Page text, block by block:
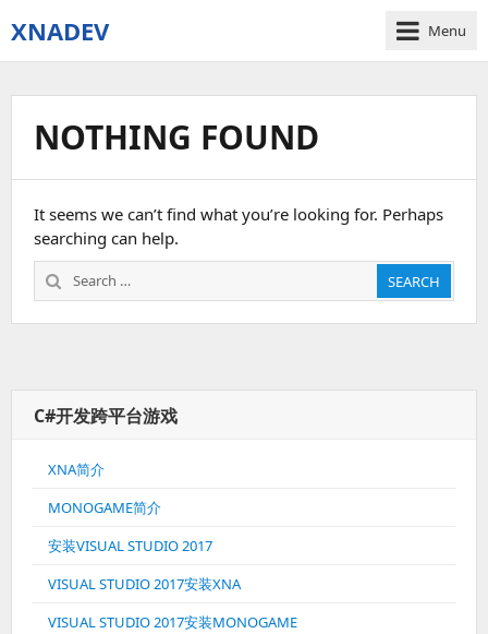
XNADEV Menu
NOTHING FOUND
It seems we can’t find what you’re looking for. Perhaps
searching can help.
Search
for:
SEARCH
C#开发跨平台游戏
XNA简介
MONOGAME简介
安装VISUAL STUDIO 2017
VISUAL STUDIO 2017安装XNA
VISUAL STUDIO 2017安装MONOGAME